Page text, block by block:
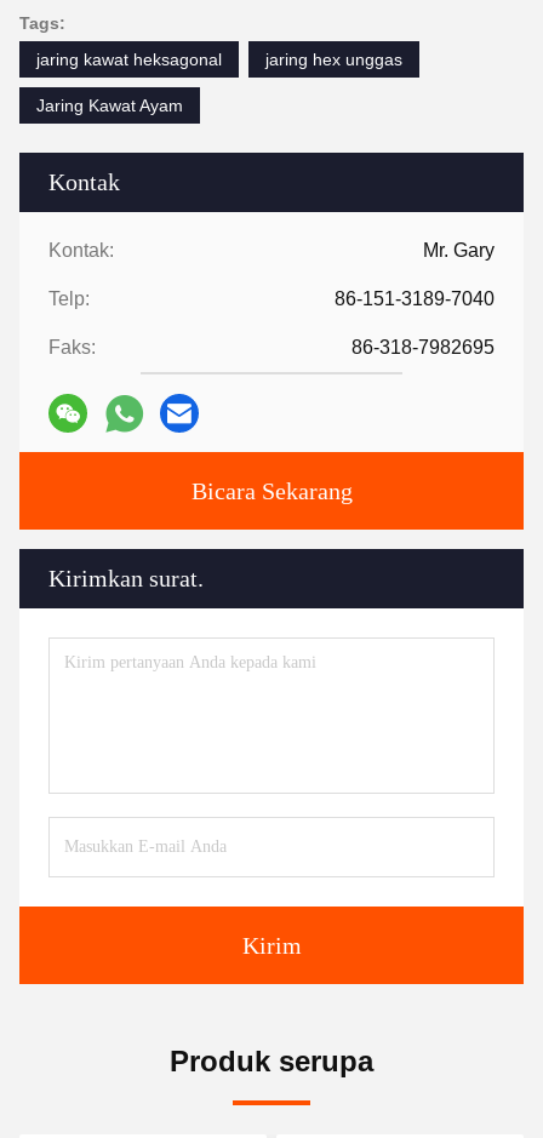
Kontak
Kontak: Mr. Gary
Telp: 86-151-3189-7040
Faks: 86-318-7982695
Bicara Sekarang
Kirimkan surat.
Kirim
Tags:
jaring kawat heksagonal
jaring hex unggas
Jaring Kawat Ayam
Produk serupa